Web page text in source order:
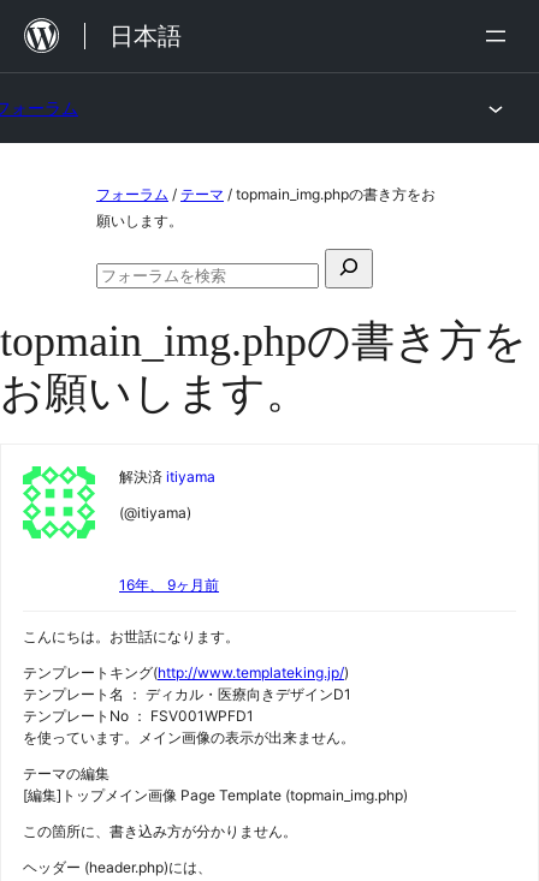
日本語
ォーラム
ツ
ス
フォーラム / テーマ / topmain_img.phpの書き方をお
願いします。
検
対
フ
ー
ラ
topmain_img.phpの書き方を
お願いします。
解決済 itiyama
(@itiyama)
16年、 9ヶ月前
こんにちは。お世話になります。
テンプレートキング(http://www.templateking.jp/)
テンプレート名 ： ディカル・医療向きデザインD1
テンプレートNo ： FSV001WPFD1
を使っています。メイン画像の表示が出来ません。
テーマの編集
[編集]トップメイン画像 Page Template (topmain_img.php)
この箇所に、書き込み方が分かりません。
ヘッダー (header.php)には、